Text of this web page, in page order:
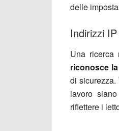
delle
Indirizzi
Una ricerca
riconosce
di sicurezza.
lavoro
riflettere i